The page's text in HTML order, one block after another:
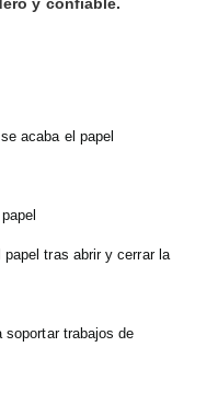
y confiable.
acaba el papel
tras abrir y cerrar la
soportar trabajos de